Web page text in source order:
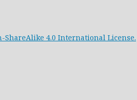
4.0 International License.